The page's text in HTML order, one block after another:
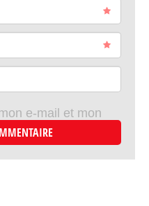
e-mail et mon
mon prochain